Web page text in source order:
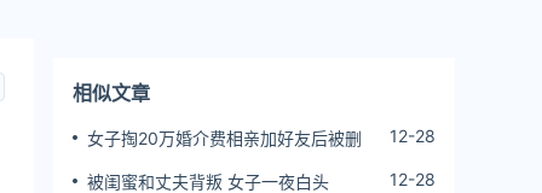
相似文章
女子掏20万婚介费相亲加好友后被删 12-28
被闺蜜和丈夫背叛 女子一夜白头 12-28